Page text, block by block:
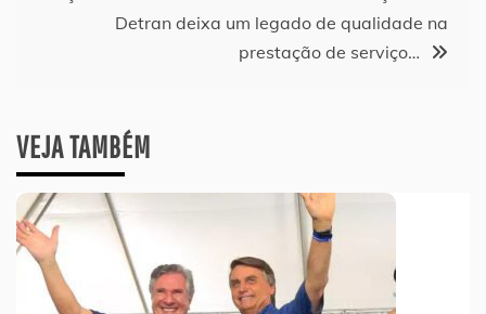
Detran deixa um legado de qualidade na
prestação de serviço…
VEJA TAMBÉM